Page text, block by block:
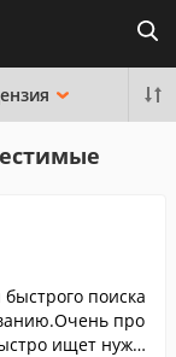
поиска
про
ищет нужн